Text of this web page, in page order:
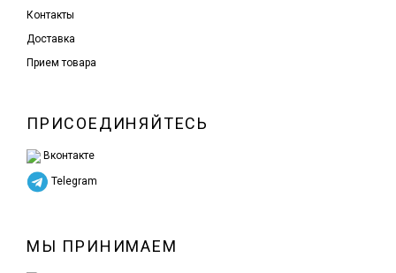
Контакты
Доставка
Прием товара
ПРИСОЕДИНЯЙТЕСЬ
Вконтакте
Telegram
МЫ ПРИНИМАЕМ